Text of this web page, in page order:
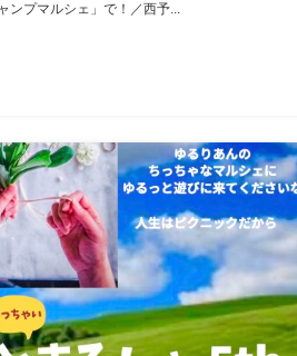
ンプマルシェ」で！／西予...